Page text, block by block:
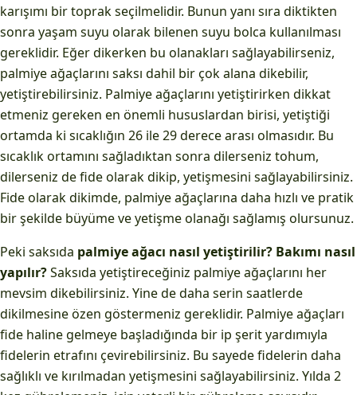
karışımı bir toprak seçilmelidir. Bunun yanı sıra diktikten
sonra yaşam suyu olarak bilenen suyu bolca kullanılması
gereklidir. Eğer dikerken bu olanakları sağlayabilirseniz,
palmiye ağaçlarını saksı dahil bir çok alana dikebilir,
yetiştirebilirsiniz. Palmiye ağaçlarını yetiştirirken dikkat
etmeniz gereken en önemli hususlardan birisi, yetiştiği
ortamda ki sıcaklığın 26 ile 29 derece arası olmasıdır. Bu
sıcaklık ortamını sağladıktan sonra dilerseniz tohum,
dilerseniz de fide olarak dikip, yetişmesini sağlayabilirsiniz.
Fide olarak dikimde, palmiye ağaçlarına daha hızlı ve pratik
bir şekilde büyüme ve yetişme olanağı sağlamış olursunuz.
Peki saksıda palmiye ağacı nasıl yetiştirilir? Bakımı nasıl
yapılır?Saksıda yetiştireceğiniz palmiye ağaçlarını her
mevsim dikebilirsiniz. Yine de daha serin saatlerde
dikilmesine özen göstermeniz gereklidir. Palmiye ağaçları
fide haline gelmeye başladığında bir ip şerit yardımıyla
fidelerin etrafını çevirebilirsiniz. Bu sayede fidelerin daha
sağlıklı ve kırılmadan yetişmesini sağlayabilirsiniz. Yılda 2